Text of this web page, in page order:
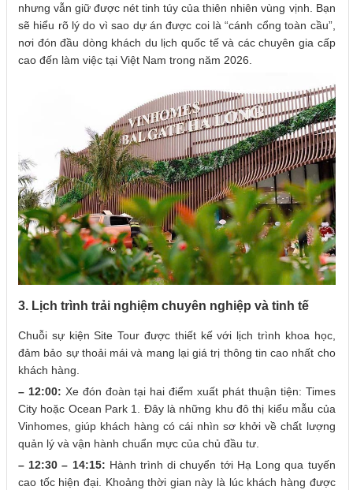
nhưng vẫn giữ được nét tinh túy của thiên nhiên vùng vịnh. Bạn
sẽ hiểu rõ lý do vì sao dự án được coi là “cánh cổng toàn cầu”,
nơi đón đầu dòng khách du lịch quốc tế và các chuyên gia cấp
cao đến làm việc tại Việt Nam trong năm 2026.
3. Lịch trình trải nghiệm chuyên nghiệp và tinh tế
Chuỗi sự kiện Site Tour được thiết kế với lịch trình khoa học,
đảm bảo sự thoải mái và mang lại giá trị thông tin cao nhất cho
khách hàng.
– 12:00: Xe đón đoàn tại hai điểm xuất phát thuận tiện: Times
City hoặc Ocean Park 1. Đây là những khu đô thị kiểu mẫu của
Vinhomes, giúp khách hàng có cái nhìn sơ khởi về chất lượng
quản lý và vận hành chuẩn mực của chủ đầu tư.
– 12:30 – 14:15: Hành trình di chuyển tới Hạ Long qua tuyến
cao tốc hiện đại. Khoảng thời gian này là lúc khách hàng được